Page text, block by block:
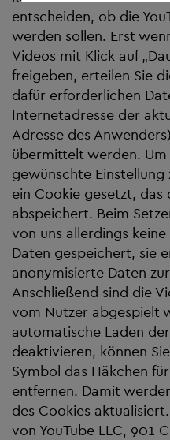
entscheiden, ob die
werden sollen. Erst
Videos mit Klick auf
freigeben, erteilen Sie
dafür erforderlichen
Internetadresse der
Adresse des
übermittelt werden.
gewünschte
ein Cookie gesetzt, das
abspeichert. Beim
von uns allerdings
Daten gespeichert, sie
anonymisierte Daten
Anschließend sind die
vom Nutzer abgespielt
automatische Laden
deaktivieren, können
Symbol das Häkchen
entfernen. Damit
des Cookies
von YouTube LLC, 901